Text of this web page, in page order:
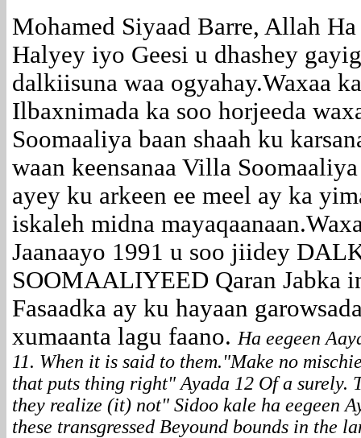
Mohamed Siyaad Barre, Allah
Halyey iyo Geesi u dhashey
dalkiisuna waa ogyahay.Waxaa
Ilbaxnimada ka soo horjeeda
Soomaaliya baan shaah ku
waan keensanaa Villa
ayey ku arkeen ee meel ay ka
iskaleh midna
Jaanaayo 1991 u soo jiidey
SOOMAALIYEED Qaran Jabka
Fasaadka ay ku hayaan
xumaanta lagu faano.Ha eegeen
11. When it is said to them."Make no
that puts thing right" Ayada 12 Of a surely.
they realize (it) not" Sidoo kale ha eegeen
these transgressed Beyound bounds in the